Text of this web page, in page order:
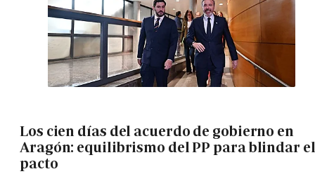
Los cien días del acuerdo de gobierno en
Aragón: equilibrismo del PP para blindar el
pacto